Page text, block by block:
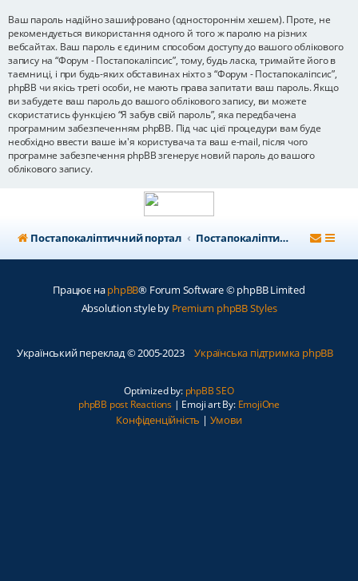
Ваш пароль надійно зашифровано (одностороннім хешем). Проте, не
рекомендується використання одного й того ж паролю на різних
вебсайтах. Ваш пароль є єдиним способом доступу до вашого облікового
запису на “Форум - Постапокаліпсис”, тому, будь ласка, тримайте його в
таємниці, і при будь-яких обставинах ніхто з “Форум - Постапокаліпсис”,
phpBB чи якісь треті особи, не мають права запитати ваш пароль. Якщо
ви забудете ваш пароль до вашого облікового запису, ви можете
скористатись функцією “Я забув свій пароль”, яка передбачена
програмним забезпеченням phpBB. Під час цієї процедури вам буде
необхідно ввести ваше ім'я користувача та ваш e-mail, після чого
програмне забезпечення phpBB згенерує новий пароль до вашого
облікового запису.
Постапокаліптичний портал Постапокаліптичний форум
Працює наphpBB® Forum Software © phpBB Limited
Absolution style by Premium phpBB Styles
Український переклад © 2005-2023 Українська підтримка phpBB
Optimized by: phpBB SEO
phpBB post Reactions| Emoji art By: EmojiOne
Конфіденційність | Умови